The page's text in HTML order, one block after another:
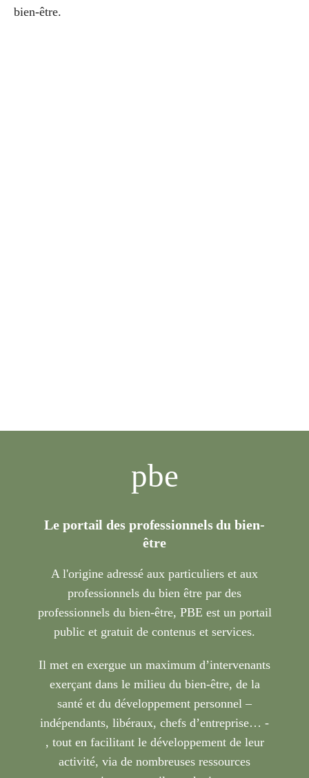
bien-être.
pbe
Le portail des professionnels du bien-
être
A l'origine adressé aux particuliers et aux
professionnels du bien être par des
professionnels du bien-être, PBE est un portail
public et gratuit de contenus et services.
Il met en exergue un maximum d’intervenants
exerçant dans le milieu du bien-être, de la
santé et du développement personnel –
indépendants, libéraux, chefs d’entreprise… -
, tout en facilitant le développement de leur
activité, via de nombreuses ressources